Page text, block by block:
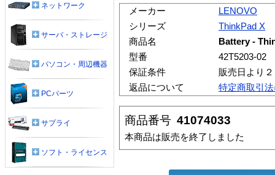
メーカー
LENOVO
シリーズ
ThinkPad X
商品名
Battery -
型番
42T5203-02
保証条件
販売日より
返品について
特定商取引
商品番号 41074033
本商品は販売を終了しました
ネットワーク
サーバ・ストレージ
パソコン・周辺機器
PCパーツ
サプライ
ソフト・ライセンス